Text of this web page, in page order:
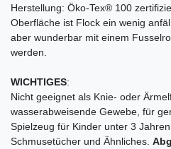
Herstellung: Öko-Tex® 100
Oberfläche ist Flock ein wenig
aber wunderbar mit einem
werden.
WICHTIGES:
Nicht geeignet als Knie- oder
wasserabweisende Gewebe, für
Spielzeug für Kinder unter 3
Schmusetücher und Ähnliches.